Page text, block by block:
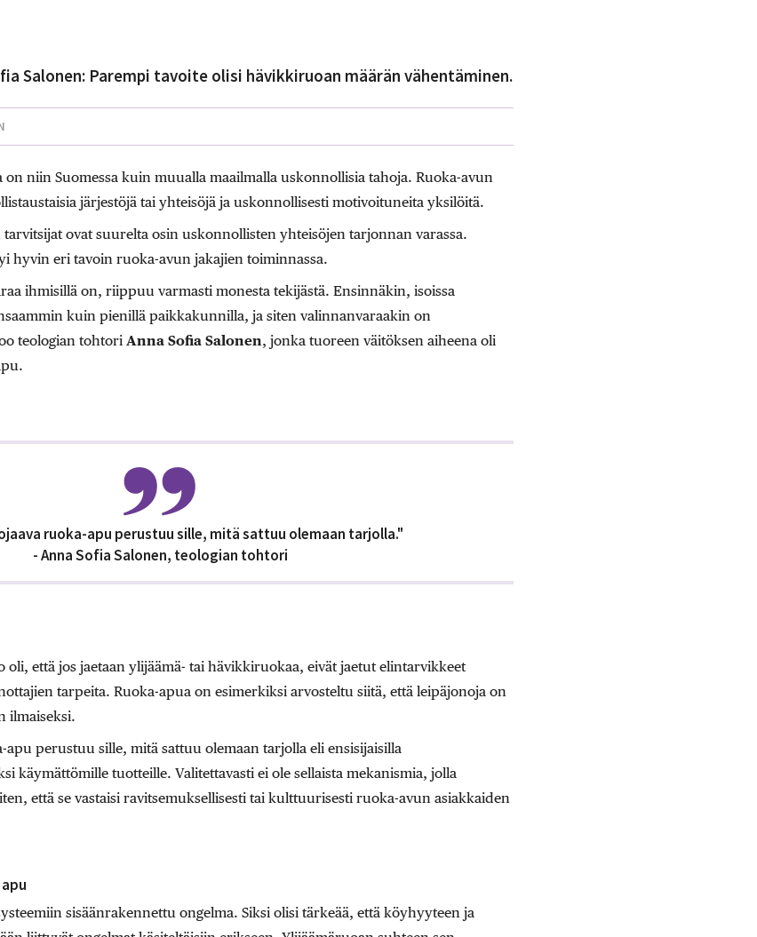
Salonen: Parempi tavoite olisi hävikkiruoan määrän vähentäminen.
on niin Suomessa kuin muualla maailmalla uskonnollisia tahoja. Ruoka-avun
järjestöjä tai yhteisöjä ja uskonnollisesti motivoituneita yksilöitä.
ovat suurelta osin uskonnollisten yhteisöjen tarjonnan varassa.
hyvin eri tavoin ruoka-avun jakajien toiminnassa.
ihmisillä on, riippuu varmasti monesta tekijästä. Ensinnäkin, isoissa
kuin pienillä paikkakunnilla, ja siten valinnanvaraakin on
teologian tohtori Anna Sofia Salonen, jonka tuoreen väitöksen aiheena oli
ruoka-apu perustuu sille, mitä sattuu olemaan tarjolla."
- Anna Sofia Salonen, teologian tohtori
oli, että jos jaetaan ylijäämä- tai hävikkiruokaa, eivät jaetut elintarvikkeet
tarpeita. Ruoka-apua on esimerkiksi arvosteltu siitä, että leipäjonoja on
ilmaiseksi.
apu perustuu sille, mitä sattuu olemaan tarjolla eli ensisijaisilla
käymättömille tuotteille. Valitettavasti ei ole sellaista mekanismia, jolla
että se vastaisi ravitsemuksellisesti tai kulttuurisesti ruoka-avun asiakkaiden
sisäänrakennettu ongelma. Siksi olisi tärkeää, että köyhyyteen ja